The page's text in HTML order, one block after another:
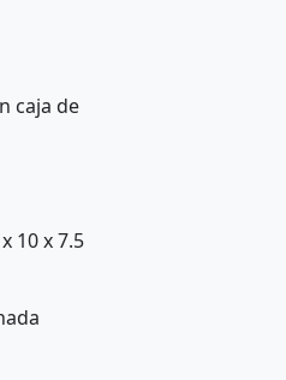
caja de
10 x 7.5